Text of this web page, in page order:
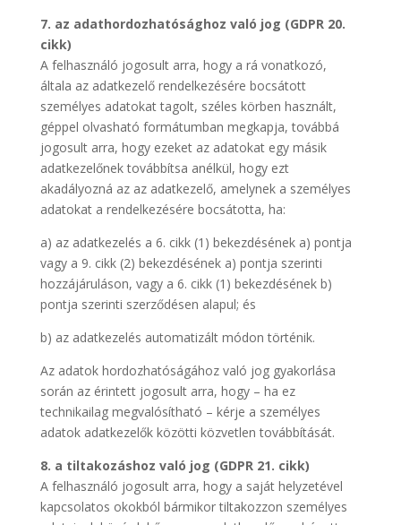
7. az adathordozhatósághoz való jog (GDPR 20.
cikk)
A felhasználó jogosult arra, hogy a rá vonatkozó,
általa az adatkezelő rendelkezésére bocsátott
személyes adatokat tagolt, széles körben használt,
géppel olvasható formátumban megkapja, továbbá
jogosult arra, hogy ezeket az adatokat egy másik
adatkezelőnek továbbítsa anélkül, hogy ezt
akadályozná az az adatkezelő, amelynek a személyes
adatokat a rendelkezésére bocsátotta, ha:
a) az adatkezelés a 6. cikk (1) bekezdésének a) pontja
vagy a 9. cikk (2) bekezdésének a) pontja szerinti
hozzájáruláson, vagy a 6. cikk (1) bekezdésének b)
pontja szerinti szerződésen alapul; és
b) az adatkezelés automatizált módon történik.
Az adatok hordozhatóságához való jog gyakorlása
során az érintett jogosult arra, hogy – ha ez
technikailag megvalósítható – kérje a személyes
adatok adatkezelők közötti közvetlen továbbítását.
8. a tiltakozáshoz való jog (GDPR 21. cikk)
A felhasználó jogosult arra, hogy a saját helyzetével
kapcsolatos okokból bármikor tiltakozzon személyes